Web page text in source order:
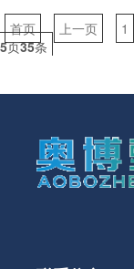
首页 上一页 1
5页35条